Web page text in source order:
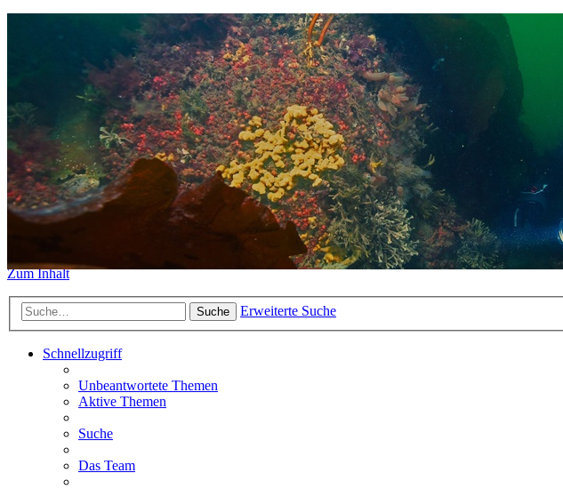
Das Sidemount-Forum ist auf ein neues
https://www.sidemount-forum.com erreichbar.
Das alte Forum hier existiert nur aufgrund
Sidemount-Forum
Zum Inhalt
Suche Erweiterte Suche
Schnellzugriff
Unbeantwortete Themen
Aktive Themen
Suche
Das Team